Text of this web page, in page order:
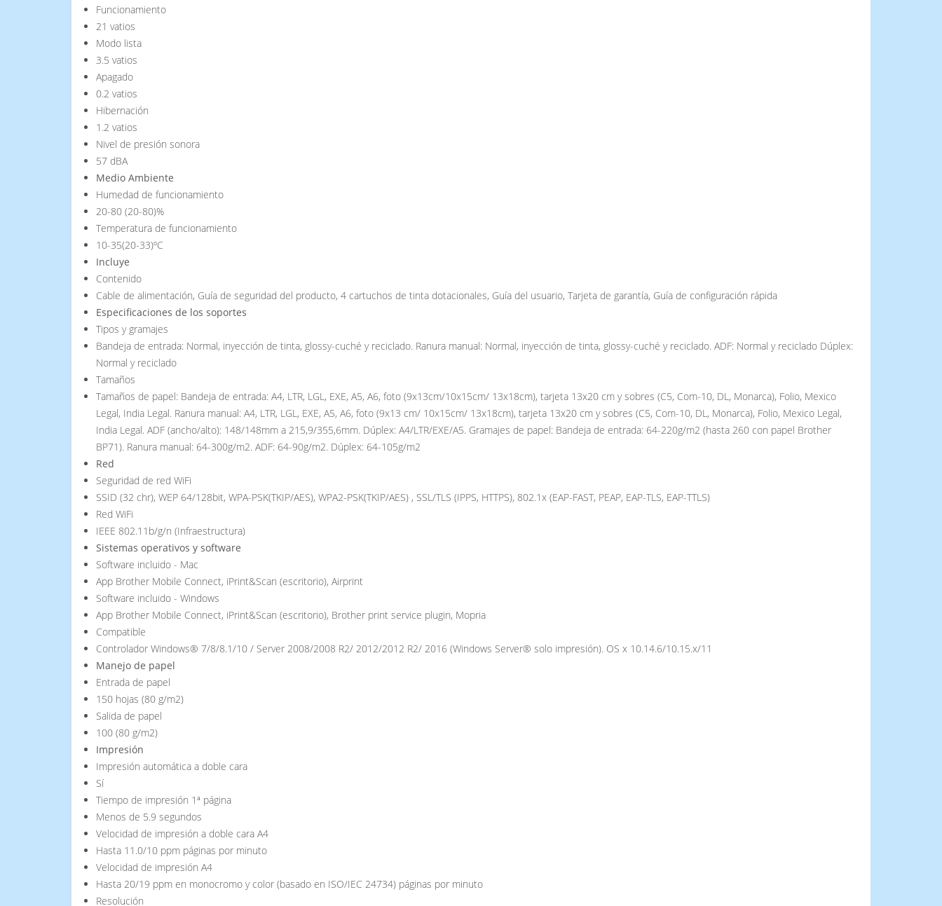
Funcionamiento
21 vatios
Modo lista
3.5 vatios
Apagado
0.2 vatios
Hibernación
1.2 vatios
Nivel de presión sonora
57 dBA
Medio Ambiente
Humedad de funcionamiento
20-80 (20-80)%
Temperatura de funcionamiento
10-35(20-33)ºC
Incluye
Contenido
Cable de alimentación, Guía de seguridad del producto, 4 cartuchos de tinta dotacionales, Guía del usuario, Tarjeta de garantía, Guía de configuración rápida
Especificaciones de los soportes
Tipos y gramajes
Bandeja de entrada: Normal, inyección de tinta, glossy-cuché y reciclado. Ranura manual: Normal, inyección de tinta, glossy-cuché y reciclado. ADF: Normal y reciclado Dúplex:
Normal y reciclado
Tamaños
Tamaños de papel: Bandeja de entrada: A4, LTR, LGL, EXE, A5, A6, foto (9x13cm/10x15cm/ 13x18cm), tarjeta 13x20 cm y sobres (C5, Com-10, DL, Monarca), Folio, Mexico
Legal, India Legal. Ranura manual: A4, LTR, LGL, EXE, A5, A6, foto (9x13 cm/ 10x15cm/ 13x18cm), tarjeta 13x20 cm y sobres (C5, Com-10, DL, Monarca), Folio, Mexico Legal,
India Legal. ADF (ancho/alto): 148/148mm a 215,9/355,6mm. Dúplex: A4/LTR/EXE/A5. Gramajes de papel: Bandeja de entrada: 64-220g/m2 (hasta 260 con papel Brother
BP71). Ranura manual: 64-300g/m2. ADF: 64-90g/m2. Dúplex: 64-105g/m2
Red
Seguridad de red WiFi
SSID (32 chr), WEP 64/128bit, WPA-PSK(TKIP/AES), WPA2-PSK(TKIP/AES) , SSL/TLS (IPPS, HTTPS), 802.1x (EAP-FAST, PEAP, EAP-TLS, EAP-TTLS)
Red WiFi
IEEE 802.11b/g/n (Infraestructura)
Sistemas operativos y software
Software incluido - Mac
App Brother Mobile Connect, iPrint&Scan (escritorio), Airprint
Software incluido - Windows
App Brother Mobile Connect, iPrint&Scan (escritorio), Brother print service plugin, Mopria
Compatible
Controlador Windows® 7/8/8.1/10 / Server 2008/2008 R2/ 2012/2012 R2/ 2016 (Windows Server® solo impresión). OS x 10.14.6/10.15.x/11
Manejo de papel
Entrada de papel
150 hojas (80 g/m2)
Salida de papel
100 (80 g/m2)
Impresión
Impresión automática a doble cara
Sí
Tiempo de impresión 1ª página
Menos de 5.9 segundos
Velocidad de impresión a doble cara A4
Hasta 11.0/10 ppm páginas por minuto
Velocidad de impresión A4
Hasta 20/19 ppm en monocromo y color (basado en ISO/IEC 24734) páginas por minuto
Resolución